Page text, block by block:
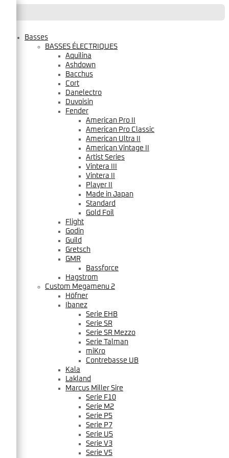
Basses
BASSES ÉLECTRIQUES
Aquilina
Ashdown
Bacchus
Cort
Danelectro
Duvoisin
Fender
American Pro II
American Pro Classic
American Ultra II
American Vintage II
Artist Series
Vintera III
Vintera II
Player II
Made in Japan
Standard
Gold Foil
Flight
Godin
Guild
Gretsch
GMR
Bassforce
Hagstrom
Custom Megamenu 2
Höfner
Ibanez
Serie EHB
Serie SR
Serie SR Mezzo
Serie Talman
miKro
Contrebasse UB
Kala
Lakland
Marcus Miller Sire
Serie F10
Serie M2
Serie P5
Serie P7
Serie U5
Serie V3
Serie V5